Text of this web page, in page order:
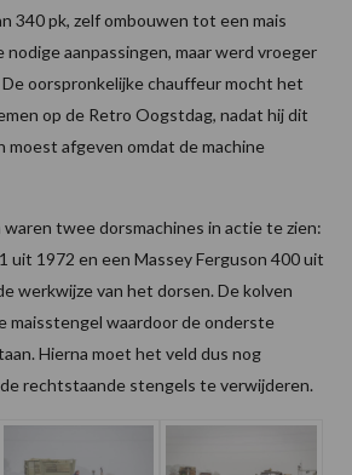
340 pk, zelf ombouwen tot een mais
nodige aanpassingen, maar werd vroeger
oorspronkelijke chauffeur mocht het
op de Retro Oogstdag, nadat hij dit
moest afgeven omdat de machine
twee dorsmachines in actie te zien:
uit 1972 en een Massey Ferguson 400 uit
werkwijze van het dorsen. De kolven
maisstengel waardoor de onderste
Hierna moet het veld dus nog
rechtstaande stengels te verwijderen.